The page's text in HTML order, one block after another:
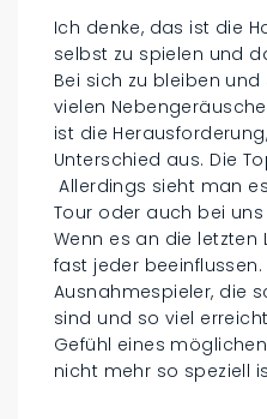
Ich denke, das ist die
selbst zu spielen und
Bei sich zu bleiben
vielen
ist die
Unterschied aus. Die
Allerdings sieht man
Tour oder auch bei uns
Wenn es an die letzten
fast jeder beeinflussen.
Ausnahmespieler, die
sind und so viel
Gefühl eines
nicht mehr so speziell